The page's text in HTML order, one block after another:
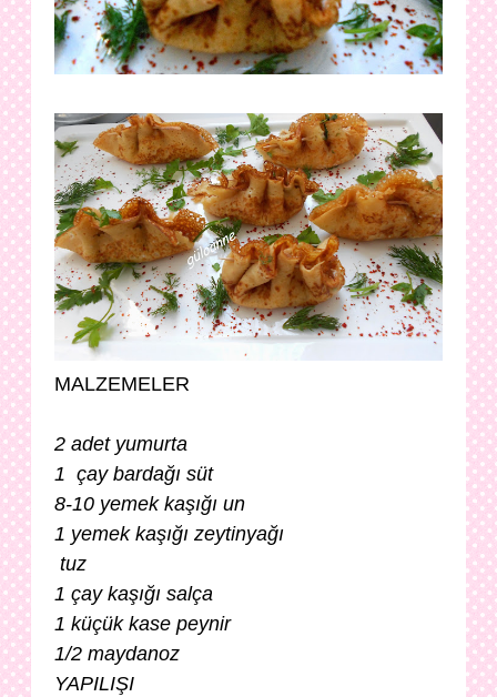
MALZEMELER
2 adet yumurta
1 çay bardağı süt
8-10 yemek kaşığı un
1 yemek kaşığı zeytinyağı
tuz
1 çay kaşığı salça
1 küçük kase peynir
1/2 maydanoz
YAPILIŞI